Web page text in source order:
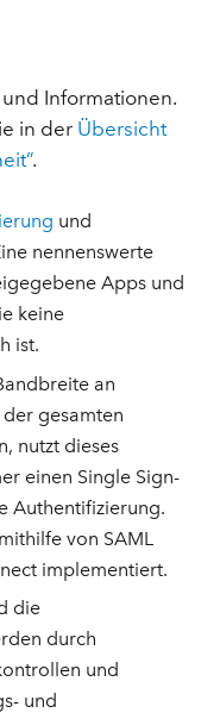
Informationen.
in der Übersicht
.
und
nennenswerte
Apps und
keine
ist.
an
der gesamten
nutzt dieses
einen Single Sign-
Authentifizierung.
von SAML
implementiert.
die
durch
und
und